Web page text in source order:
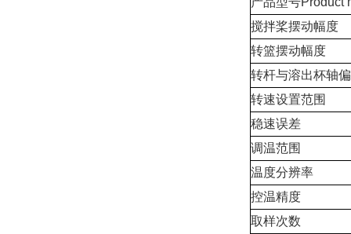
搅拌桨摆动幅度
转篮摆动幅度
转杆与溶出杯轴
转速设置范围
稳速误差
调温范围
温度分辨率
控温精度
取样次数